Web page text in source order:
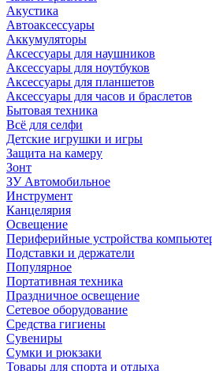
Акустика
Автоаксессуары
Аккумуляторы
Аксессуары для наушников
Аксессуары для ноутбуков
Аксессуары для планшетов
Аксессуары для часов и браслетов
Бытовая техника
Всё для селфи
Детские игрушки и игры
Защита на камеру
Зонт
ЗУ Автомобильное
Инструмент
Канцелярия
Освещение
Периферийные устройства
Подставки и держатели
Популярное
Портативная техника
Праздничное освещение
Сетевое оборудование
Средства гигиены
Сувениры
Сумки и рюкзаки
Товары для спорта и отдыха